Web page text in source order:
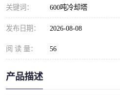
关键词： 600吨冷却塔
发布日期： 2026-08-08
阅 读 量： 56
产品描述